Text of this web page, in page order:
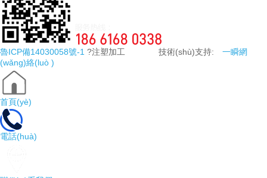
魯ICP備14030058號-1 ?注塑加工 技術(shù)支持: 一瞬網
(wǎng)絡(luò )
首頁(yè)
電話(huà)